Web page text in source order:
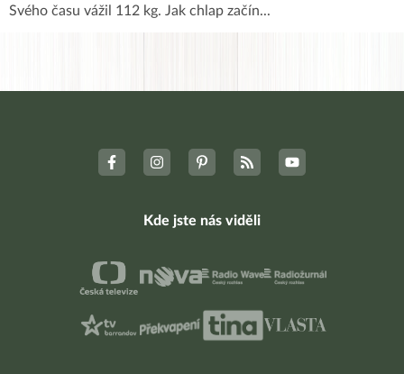
Svého času vážil 112 kg. Jak chlap začín...
Kde jste nás viděli